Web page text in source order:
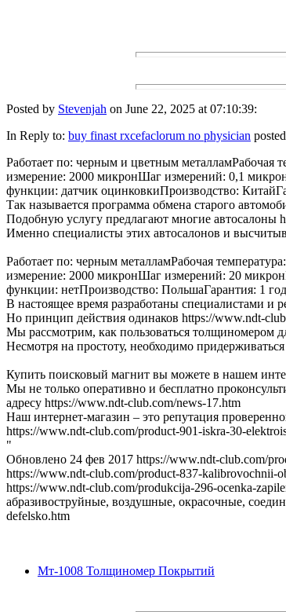
Posted by Stevenjah on June 22, 2025 at 07:10:39:
In Reply to: buy finast rxcefaclorum no physician
Работает по: черным и цветным металламРабочая
измерение: 2000 микронШаг измерений: 0,1
функции: датчик оцинковкиПроизводство:
Так называется программа обмена старого
Подобную услугу предлагают многие автосалоны
Именно специалисты этих автосалонов и
Работает по: черным металламРабочая
измерение: 2000 микронШаг измерений: 20
функции: нетПроизводство: ПольшаГарантия: 1 год
В настоящее время разработаны специалистами и
Но принцип действия одинаков https://www.ndt-
Мы рассмотрим, как пользоваться толщиномером
Несмотря на простоту, необходимо
Купить поисковый магнит вы можете в нашем
Мы не только оперативно и бесплатно
адресу https://www.ndt-club.com/news-17.htm
Наш интернет-магазин – это репутация
https://www.ndt-club.com/product-901-iskra-30-
"
Обновлено 24 фев 2017 https://www.ndt-club.com/
https://www.ndt-club.com/product-837-kalibrovochnii-
https://www.ndt-club.com/produkcija-296-ocenka-
абразивоструйные, воздушные, окрасочные,
defelsko.htm
Мт-1008 Толщиномер Покрытий